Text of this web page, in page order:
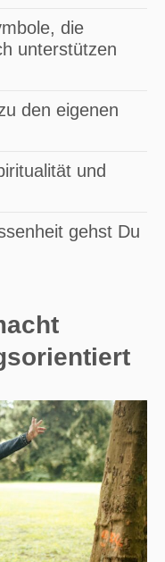
die
unterstützen
den eigenen
und
gehst Du